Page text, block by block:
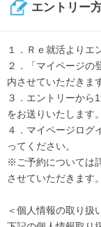
エントリー
１．Ｒｅ就活よりエ
２．「マイページの
内させていただきま
３．エントリーから
をお送りいたします。
４．マイページログ
ってください。
※ご予約については
させていただきます。
＜個人情報の取り扱